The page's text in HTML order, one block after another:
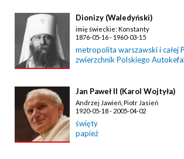
Dionizy (Waledyński)
imię świeckie: Konstanty
1876-05-16 - 1960-03-15
metropolita warszawski i całej
zwierzchnik Polskiego
Jan Paweł II (Karol Wojtyła)
Andrzej Jawień, Piotr Jasień
1920-05-18 - 2005-04-02
święty
papież